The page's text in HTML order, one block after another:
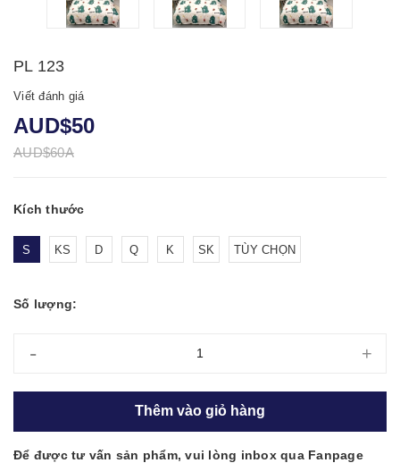
PL 123
Viết đánh giá
AUD$50
AUD$60A
Kích thước
S KS D Q K SK TÙY CHỌN
Số lượng:
- +
Thêm vào giỏ hàng
Để được tư vấn sản phẩm, vui lòng inbox qua Fanpage